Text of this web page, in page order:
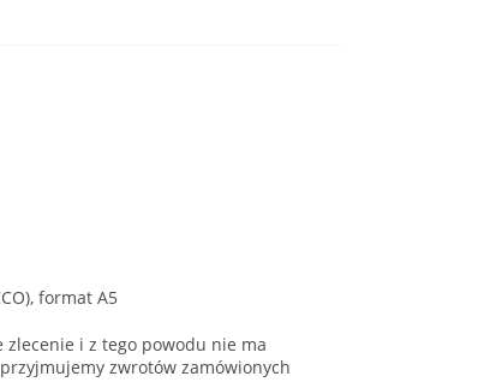
format A5
i z tego powodu nie ma
zwrotów zamówionych